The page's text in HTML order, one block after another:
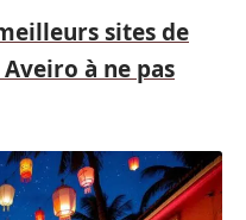
sites de
à ne pas